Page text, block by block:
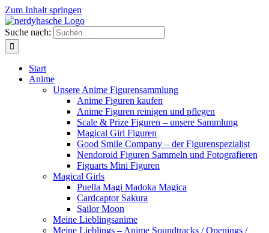
Zum Inhalt springen
Suche nach:
Start
Anime
Unsere Anime Figurensammlung
Anime Figuren kaufen
Anime Figuren reinigen und pflegen
Scale & Prize Figuren – unsere Sammlung
Magical Girl Figuren
Good Smile Company – der Figurenspezialist
Nendoroid Figuren Sammeln und Fotografieren
Figuarts Mini Figuren
Magical Girls
Puella Magi Madoka Magica
Cardcaptor Sakura
Sailor Moon
Meine Lieblingsanime
Meine Lieblings – Anime Soundtracks / Openings /